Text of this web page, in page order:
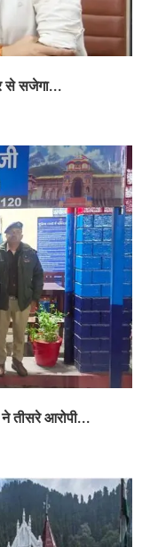
से सजेगा...
ने तीसरे आरोपी...